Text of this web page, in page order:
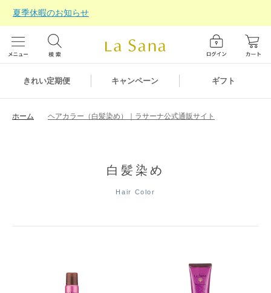
夏季休暇のお知らせ
きれい定期便 キャンペーン ギフト
ホーム ヘアカラー（白髪染め）｜ラサーナ公式通販サイト
白髪染め
Hair Color